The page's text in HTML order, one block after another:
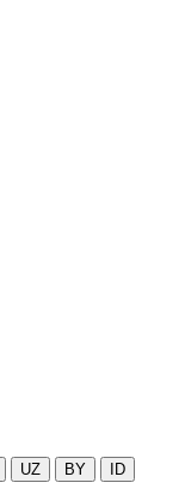
UZ BY ID